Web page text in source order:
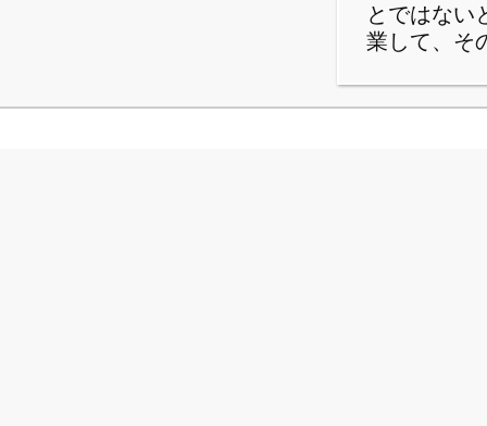
とではない
業して、そ